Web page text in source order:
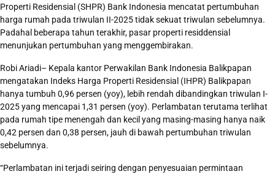
Properti Residensial (SHPR) Bank Indonesia mencatat pertumbuhan
harga rumah pada triwulan II-2025 tidak sekuat triwulan sebelumnya.
Padahal beberapa tahun terakhir, pasar properti residdensial
menunjukan pertumbuhan yang menggembirakan.
Robi Ariadi– Kepala kantor Perwakilan Bank Indonesia Balikpapan
mengatakan Indeks Harga Properti Residensial (IHPR) Balikpapan
hanya tumbuh 0,96 persen (yoy), lebih rendah dibandingkan triwulan I-
2025 yang mencapai 1,31 persen (yoy). Perlambatan terutama terlihat
pada rumah tipe menengah dan kecil yang masing-masing hanya naik
0,42 persen dan 0,38 persen, jauh di bawah pertumbuhan triwulan
sebelumnya.
“Perlambatan ini terjadi seiring dengan penyesuaian permintaan